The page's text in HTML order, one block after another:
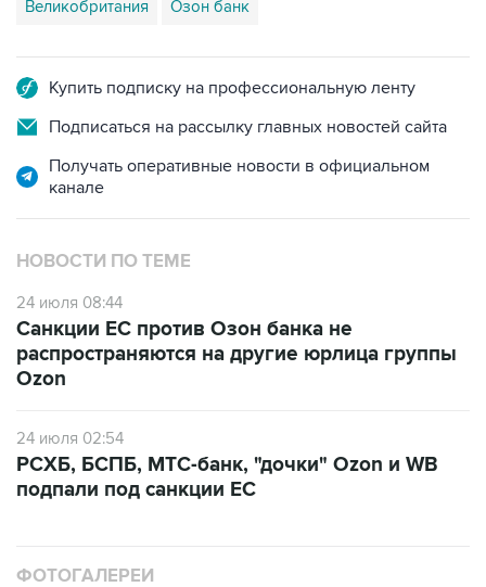
Подписаться на рассылку главных новостей сайта
Получать оперативные новости в официальном
НОВОСТИ ПО ТЕМЕ
24 июля 08:44
распространяются на другие юрлица группы
Ozon
подпали под санкции ЕС